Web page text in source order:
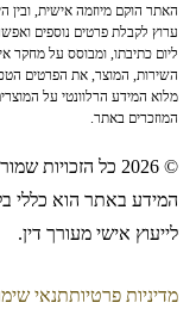
האתר הוקם מיוזמה אישית,
ערוץ לקבלת פרטים נוספים
ליום כתיבתו, ומבוסס על מחקר
השירות, המוצר, את הפרטים
מלוא המידע הרלוונטי על
המוזכרים באתר.
© 2026 כל הזכויות שמורות לשביל צדק
המידע באתר הוא כללי
לייעוץ אישי מעורך דין.
מדיניות פרטיותתנאי